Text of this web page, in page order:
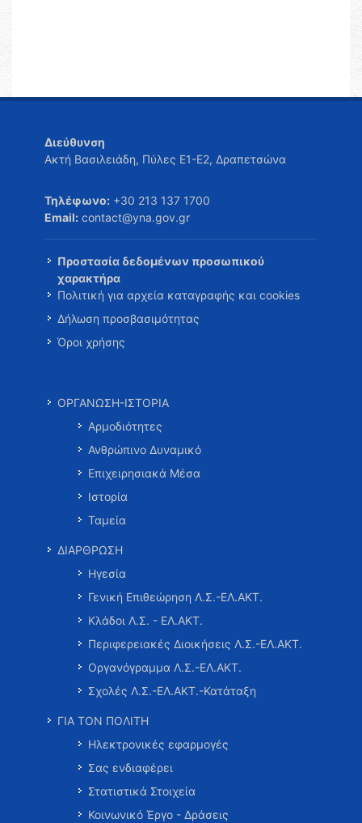
Διεύθυνση
Ακτή Βασιλειάδη, Πύλες Ε1-Ε2, Δραπετσώνα
Τηλέφωνο: +30 213 137 1700
Email: contact@yna.gov.gr
Προστασία δεδομένων προσωπικού
χαρακτήρα
Πολιτική για αρχεία καταγραφής και cookies
Δήλωση προσβασιμότητας
Όροι χρήσης
ΟΡΓΑΝΩΣΗ-ΙΣΤΟΡΙΑ
Αρμοδιότητες
Ανθρώπινο Δυναμικό
Επιχειρησιακά Μέσα
Ιστορία
Ταμεία
ΔΙΑΡΘΡΩΣΗ
Ηγεσία
Γενική Επιθεώρηση Λ.Σ.-ΕΛ.ΑΚΤ.
Κλάδοι Λ.Σ. - ΕΛ.ΑΚΤ.
Περιφερειακές Διοικήσεις Λ.Σ.-ΕΛ.ΑΚΤ.
Οργανόγραμμα Λ.Σ.-ΕΛ.ΑΚΤ.
Σχολές Λ.Σ.-ΕΛ.ΑΚΤ.-Κατάταξη
ΓΙΑ ΤΟΝ ΠΟΛΙΤΗ
Ηλεκτρονικές εφαρμογές
Σας ενδιαφέρει
Στατιστικά Στοιχεία
Κοινωνικό Έργο - Δράσεις